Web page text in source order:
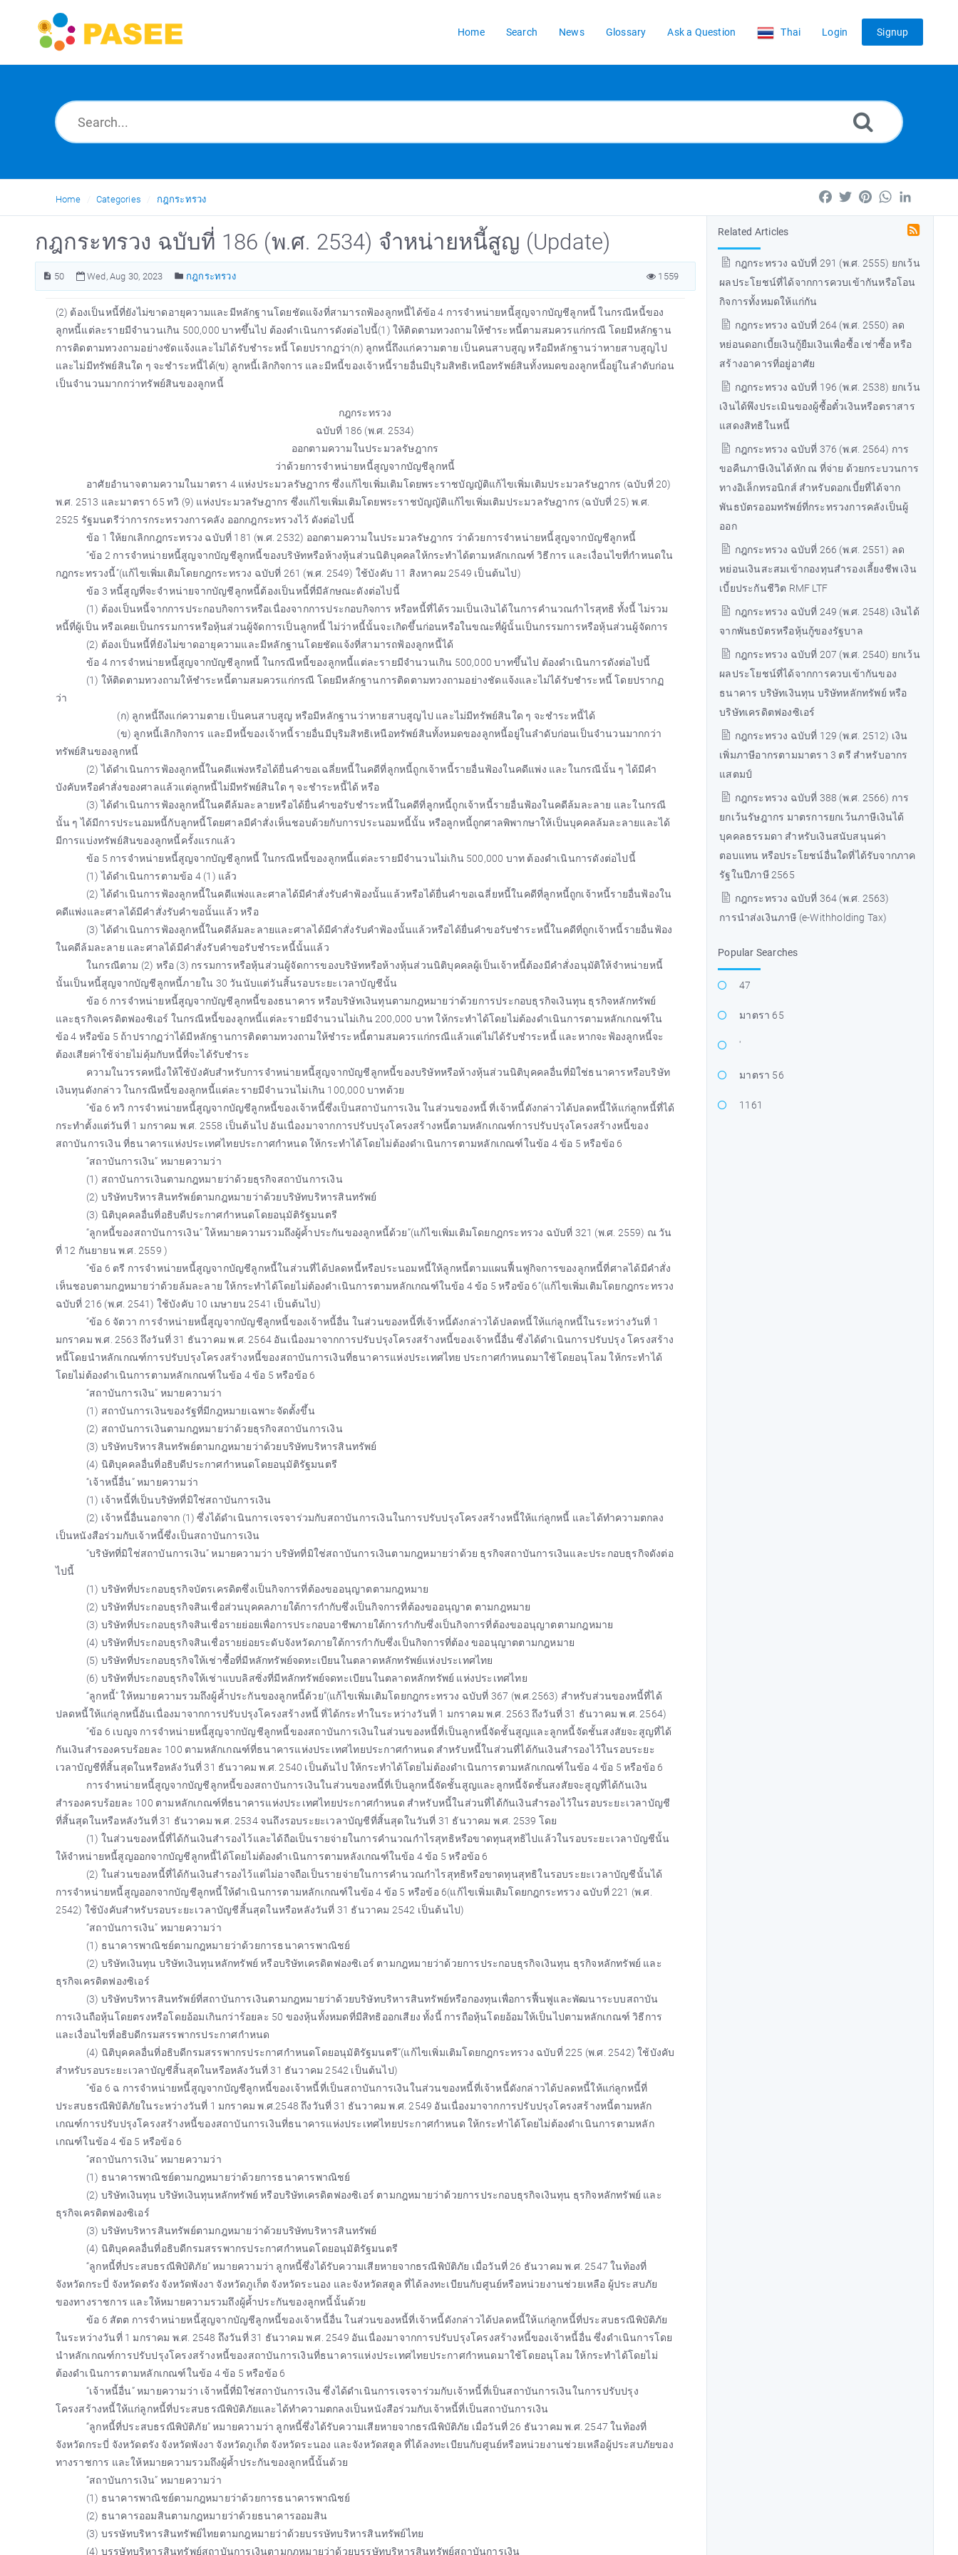
Home Search News Glossary Ask a Question Thai Login Signup
Home Categories กฎกระทรวง Facebook
TwitterPinterestWhatsApp
Related Articles
กฎกระทรวง ฉบับที่ 291 (พ.ศ. 2555) ยกเว้น
ผลประโยชน์ที่ได้จากการควบเข้ากันหรือโอน
กิจการทั้งหมดให้แก่กัน
กฎกระทรวง ฉบับที่ 264 (พ.ศ. 2550) ลด
หย่อนดอกเบี้ยเงินกู้ยืมเงินเพื่อซื้อ เช่าซื้อ หรือ
สร้างอาคารที่อยู่อาศัย
กฎกระทรวง ฉบับที่ 196 (พ.ศ. 2538) ยกเว้น
เงินได้พึงประเมินของผู้ซื้อตั๋วเงินหรือตราสาร
แสดงสิทธิในหนี้
กฎกระทรวง ฉบับที่ 376 (พ.ศ. 2564) การ
ขอคืนภาษีเงินได้หัก ณ ที่จ่าย ด้วยกระบวนการ
ทางอิเล็กทรอนิกส์ สำหรับดอกเบี้ยที่ได้จาก
พันธบัตรออมทรัพย์ที่กระทรวงการคลังเป็นผู้
ออก
กฎกระทรวง ฉบับที่ 266 (พ.ศ. 2551) ลด
หย่อนเงินสะสมเข้ากองทุนสำรองเลี้ยงชีพ เงิน
เบี้ยประกันชีวิต RMF LTF
กฎกระทรวง ฉบับที่ 249 (พ.ศ. 2548) เงินได้
จากพันธบัตรหรือหุ้นกู้ของรัฐบาล
กฎกระทรวง ฉบับที่ 207 (พ.ศ. 2540) ยกเว้น
ผลประโยชน์ที่ได้จากการควบเข้ากันของ
ธนาคาร บริษัทเงินทุน บริษัทหลักทรัพย์ หรือ
บริษัทเครดิตฟองซิเอร์
กฎกระทรวง ฉบับที่ 129 (พ.ศ. 2512) เงิน
เพิ่มภาษีอากรตามมาตรา 3 ตรี สำหรับอากร
แสตมป์
กฎกระทรวง ฉบับที่ 388 (พ.ศ. 2566) การ
ยกเว้นรัษฎากร มาตรการยกเว้นภาษีเงินได้
บุคคลธรรมดา สำหรับเงินสนับสนุนค่า
ตอบแทน หรือประโยชน์อื่นใดที่ได้รับจากภาค
รัฐในปีภาษี 2565
กฎกระทรวง ฉบับที่ 364 (พ.ศ. 2563)
การนำส่งเงินภาษี (e-Withholding Tax)
Popular Searches
47
มาตรา 65
'
มาตรา 56
1161
กฎกระทรวง ฉบับที่ 186 (พ.ศ. 2534) จำหน่ายหนี้สูญ (Update)
50 Wed, Aug 30, 2023 กฎกระทรวง 1559
(2) ต้องเป็นหนี้ที่ยังไม่ขาดอายุความและมีหลักฐานโดยชัดแจ้งที่สามารถฟ้องลูกหนี้ได้ข้อ 4 การจำหน่ายหนี้สูญจากบัญชีลูกหนี้ ในกรณีหนี้ของ
ลูกหนี้แต่ละรายมีจำนวนเกิน 500,000 บาทขึ้นไป ต้องดำเนินการดังต่อไปนี้(1) ให้ติดตามทวงถามให้ชำระหนี้ตามสมควรแก่กรณี โดยมีหลักฐาน
การติดตามทวงถามอย่างชัดแจ้งและไม่ได้รับชำระหนี้ โดยปรากฏว่า(ก) ลูกหนี้ถึงแก่ความตาย เป็นคนสาบสูญ หรือมีหลักฐานว่าหายสาบสูญไป
และไม่มีทรัพย์สินใด ๆ จะชำระหนี้ได้(ข) ลูกหนี้เลิกกิจการ และมีหนี้ของเจ้าหนี้รายอื่นมีบุริมสิทธิเหนือทรัพย์สินทั้งหมดของลูกหนี้อยู่ในลำดับก่อน
เป็นจำนวนมากกว่าทรัพย์สินของลูกหนี้
กฎกระทรวง
ฉบับที่ 186 (พ.ศ. 2534)
ออกตามความในประมวลรัษฎากร
ว่าด้วยการจำหน่ายหนี้สูญจากบัญชีลูกหนี้
อาศัยอำนาจตามความในมาตรา 4 แห่งประมวลรัษฎากร ซึ่งแก้ไขเพิ่มเติมโดยพระราชบัญญัติแก้ไขเพิ่มเติมประมวลรัษฎากร (ฉบับที่ 20)
พ.ศ. 2513 และมาตรา 65 ทวิ (9) แห่งประมวลรัษฎากร ซึ่งแก้ไขเพิ่มเติมโดยพระราชบัญญัติแก้ไขเพิ่มเติมประมวลรัษฎากร (ฉบับที่ 25) พ.ศ.
2525 รัฐมนตรีว่าการกระทรวงการคลัง ออกกฎกระทรวงไว้ ดังต่อไปนี้
ข้อ 1 ให้ยกเลิกกฎกระทรวง ฉบับที่ 181 (พ.ศ. 2532) ออกตามความในประมวลรัษฎากร ว่าด้วยการจำหน่ายหนี้สูญจากบัญชีลูกหนี้
“ข้อ 2 การจำหน่ายหนี้สูญจากบัญชีลูกหนี้ของบริษัทหรือห้างหุ้นส่วนนิติบุคคลให้กระทำได้ตามหลักเกณฑ์ วิธีการ และเงื่อนไขที่กำหนดใน
กฎกระทรวงนี้”(แก้ไขเพิ่มเติมโดยกฎกระทรวง ฉบับที่ 261 (พ.ศ. 2549) ใช้บังคับ 11 สิงหาคม 2549 เป็นต้นไป)
ข้อ 3 หนี้สูญที่จะจำหน่ายจากบัญชีลูกหนี้ต้องเป็นหนี้ที่มีลักษณะดังต่อไปนี้
(1) ต้องเป็นหนี้จากการประกอบกิจการหรือเนื่องจากการประกอบกิจการ หรือหนี้ที่ได้รวมเป็นเงินได้ในการคำนวณกำไรสุทธิ ทั้งนี้ ไม่รวม
หนี้ที่ผู้เป็น หรือเคยเป็นกรรมการหรือหุ้นส่วนผู้จัดการเป็นลูกหนี้ ไม่ว่าหนี้นั้นจะเกิดขึ้นก่อนหรือในขณะที่ผู้นั้นเป็นกรรมการหรือหุ้นส่วนผู้จัดการ
(2) ต้องเป็นหนี้ที่ยังไม่ขาดอายุความและมีหลักฐานโดยชัดแจ้งที่สามารถฟ้องลูกหนี้ได้
ข้อ 4 การจำหน่ายหนี้สูญจากบัญชีลูกหนี้ ในกรณีหนี้ของลูกหนี้แต่ละรายมีจำนวนเกิน 500,000 บาทขึ้นไป ต้องดำเนินการดังต่อไปนี้
(1) ให้ติดตามทวงถามให้ชำระหนี้ตามสมควรแก่กรณี โดยมีหลักฐานการติดตามทวงถามอย่างชัดแจ้งและไม่ได้รับชำระหนี้ โดยปรากฏ
ว่า
(ก) ลูกหนี้ถึงแก่ความตาย เป็นคนสาบสูญ หรือมีหลักฐานว่าหายสาบสูญไป และไม่มีทรัพย์สินใด ๆ จะชำระหนี้ได้
(ข) ลูกหนี้เลิกกิจการ และมีหนี้ของเจ้าหนี้รายอื่นมีบุริมสิทธิเหนือทรัพย์สินทั้งหมดของลูกหนี้อยู่ในลำดับก่อนเป็นจำนวนมากกว่า
ทรัพย์สินของลูกหนี้
(2) ได้ดำเนินการฟ้องลูกหนี้ในคดีแพ่งหรือได้ยื่นคำขอเฉลี่ยหนี้ในคดีที่ลูกหนี้ถูกเจ้าหนี้รายอื่นฟ้องในคดีแพ่ง และในกรณีนั้น ๆ ได้มีคำ
บังคับหรือคำสั่งของศาลแล้วแต่ลูกหนี้ไม่มีทรัพย์สินใด ๆ จะชำระหนี้ได้ หรือ
(3) ได้ดำเนินการฟ้องลูกหนี้ในคดีล้มละลายหรือได้ยื่นคำขอรับชำระหนี้ในคดีที่ลูกหนี้ถูกเจ้าหนี้รายอื่นฟ้องในคดีล้มละลาย และในกรณี
นั้น ๆ ได้มีการประนอมหนี้กับลูกหนี้โดยศาลมีคำสั่งเห็นชอบด้วยกับการประนอมหนี้นั้น หรือลูกหนี้ถูกศาลพิพากษาให้เป็นบุคคลล้มละลายและได้
มีการแบ่งทรัพย์สินของลูกหนี้ครั้งแรกแล้ว
ข้อ 5 การจำหน่ายหนี้สูญจากบัญชีลูกหนี้ ในกรณีหนี้ของลูกหนี้แต่ละรายมีจำนวนไม่เกิน 500,000 บาท ต้องดำเนินการดังต่อไปนี้
(1) ได้ดำเนินการตามข้อ 4 (1) แล้ว
(2) ได้ดำเนินการฟ้องลูกหนี้ในคดีแพ่งและศาลได้มีคำสั่งรับคำฟ้องนั้นแล้วหรือได้ยื่นคำขอเฉลี่ยหนี้ในคดีที่ลูกหนี้ถูกเจ้าหนี้รายอื่นฟ้องใน
คดีแพ่งและศาลได้มีคำสั่งรับคำขอนั้นแล้ว หรือ
(3) ได้ดำเนินการฟ้องลูกหนี้ในคดีล้มละลายและศาลได้มีคำสั่งรับคำฟ้องนั้นแล้วหรือได้ยื่นคำขอรับชำระหนี้ในคดีที่ถูกเจ้าหนี้รายอื่นฟ้อง
ในคดีล้มละลาย และศาลได้มีคำสั่งรับคำขอรับชำระหนี้นั้นแล้ว
ในกรณีตาม (2) หรือ (3) กรรมการหรือหุ้นส่วนผู้จัดการของบริษัทหรือห้างหุ้นส่วนนิติบุคคลผู้เป็นเจ้าหนี้ต้องมีคำสั่งอนุมัติให้จำหน่ายหนี้
นั้นเป็นหนี้สูญจากบัญชีลูกหนี้ภายใน 30 วันนับแต่วันสิ้นรอบระยะเวลาบัญชีนั้น
ข้อ 6 การจำหน่ายหนี้สูญจากบัญชีลูกหนี้ของธนาคาร หรือบริษัทเงินทุนตามกฎหมายว่าด้วยการประกอบธุรกิจเงินทุน ธุรกิจหลักทรัพย์
และธุรกิจเครดิตฟองซิเอร์ ในกรณีหนี้ของลูกหนี้แต่ละรายมีจำนวนไม่เกิน 200,000 บาท ให้กระทำได้โดยไม่ต้องดำเนินการตามหลักเกณฑ์ใน
ข้อ 4 หรือข้อ 5 ถ้าปรากฏว่าได้มีหลักฐานการติดตามทวงถามให้ชำระหนี้ตามสมควรแก่กรณีแล้วแต่ไม่ได้รับชำระหนี้ และหากจะฟ้องลูกหนี้จะ
ต้องเสียค่าใช้จ่ายไม่คุ้มกับหนี้ที่จะได้รับชำระ
ความในวรรคหนึ่งให้ใช้บังคับสำหรับการจำหน่ายหนี้สูญจากบัญชีลูกหนี้ของบริษัทหรือห้างหุ้นส่วนนิติบุคคลอื่นที่มิใช่ธนาคารหรือบริษัท
เงินทุนดังกล่าว ในกรณีหนี้ของลูกหนี้แต่ละรายมีจำนวนไม่เกิน 100,000 บาทด้วย
“ข้อ 6 ทวิ การจำหน่ายหนี้สูญจากบัญชีลูกหนี้ของเจ้าหนี้ซึ่งเป็นสถาบันการเงิน ในส่วนของหนี้ ที่เจ้าหนี้ดังกล่าวได้ปลดหนี้ให้แก่ลูกหนี้ที่ได้
กระทำตั้งแต่วันที่ 1 มกราคม พ.ศ. 2558 เป็นต้นไป อันเนื่องมาจากการปรับปรุงโครงสร้างหนี้ตามหลักเกณฑ์การปรับปรุงโครงสร้างหนี้ของ
สถาบันการเงิน ที่ธนาคารแห่งประเทศไทยประกาศกำหนด ให้กระทำได้โดยไม่ต้องดำเนินการตามหลักเกณฑ์ในข้อ 4 ข้อ 5 หรือข้อ 6
“สถาบันการเงิน” หมายความว่า
(1) สถาบันการเงินตามกฎหมายว่าด้วยธุรกิจสถาบันการเงิน
(2) บริษัทบริหารสินทรัพย์ตามกฎหมายว่าด้วยบริษัทบริหารสินทรัพย์
(3) นิติบุคคลอื่นที่อธิบดีประกาศกำหนดโดยอนุมัติรัฐมนตรี
“ลูกหนี้ของสถาบันการเงิน” ให้หมายความรวมถึงผู้ค้ำประกันของลูกหนี้ด้วย”(แก้ไขเพิ่มเติมโดยกฎกระทรวง ฉบับที่ 321 (พ.ศ. 2559) ณ วัน
ที่ 12 กันยายน พ.ศ. 2559 )
“ข้อ 6 ตรี การจำหน่ายหนี้สูญจากบัญชีลูกหนี้ในส่วนที่ได้ปลดหนี้หรือประนอมหนี้ให้ลูกหนี้ตามแผนฟื้นฟูกิจการของลูกหนี้ที่ศาลได้มีคำสั่ง
เห็นชอบตามกฎหมายว่าด้วยล้มละลาย ให้กระทำได้โดยไม่ต้องดำเนินการตามหลักเกณฑ์ในข้อ 4 ข้อ 5 หรือข้อ 6”(แก้ไขเพิ่มเติมโดยกฎกระทรวง
ฉบับที่ 216 (พ.ศ. 2541) ใช้บังคับ 10 เมษายน 2541 เป็นต้นไป)
“ข้อ 6 จัตวา การจำหน่ายหนี้สูญจากบัญชีลูกหนี้ของเจ้าหนี้อื่น ในส่วนของหนี้ที่เจ้าหนี้ดังกล่าวได้ปลดหนี้ให้แก่ลูกหนี้ในระหว่างวันที่ 1
มกราคม พ.ศ. 2563 ถึงวันที่ 31 ธันวาคม พ.ศ. 2564 อันเนื่องมาจากการปรับปรุงโครงสร้างหนี้ของเจ้าหนี้อื่น ซึ่งได้ดำเนินการปรับปรุง โครงสร้าง
หนี้โดยนำหลักเกณฑ์การปรับปรุงโครงสร้างหนี้ของสถาบันการเงินที่ธนาคารแห่งประเทศไทย ประกาศกำหนดมาใช้โดยอนุโลม ให้กระทำได้
โดยไม่ต้องดำเนินการตามหลักเกณฑ์ในข้อ 4 ข้อ 5 หรือข้อ 6
“สถาบันการเงิน” หมายความว่า
(1) สถาบันการเงินของรัฐที่มีกฎหมายเฉพาะจัดตั้งขึ้น
(2) สถาบันการเงินตามกฎหมายว่าด้วยธุรกิจสถาบันการเงิน
(3) บริษัทบริหารสินทรัพย์ตามกฎหมายว่าด้วยบริษัทบริหารสินทรัพย์
(4) นิติบุคคลอื่นที่อธิบดีประกาศกำหนดโดยอนุมัติรัฐมนตรี
“เจ้าหนี้อื่น” หมายความว่า
(1) เจ้าหนี้ที่เป็นบริษัทที่มิใช่สถาบันการเงิน
(2) เจ้าหนี้อื่นนอกจาก (1) ซึ่งได้ดำเนินการเจรจาร่วมกับสถาบันการเงินในการปรับปรุงโครงสร้างหนี้ให้แก่ลูกหนี้ และได้ทำความตกลง
เป็นหนังสือร่วมกับเจ้าหนี้ซึ่งเป็นสถาบันการเงิน
“บริษัทที่มิใช่สถาบันการเงิน” หมายความว่า บริษัทที่มิใช่สถาบันการเงินตามกฎหมายว่าด้วย ธุรกิจสถาบันการเงินและประกอบธุรกิจดังต่อ
ไปนี้
(1) บริษัทที่ประกอบธุรกิจบัตรเครดิตซึ่งเป็นกิจการที่ต้องขออนุญาตตามกฎหมาย
(2) บริษัทที่ประกอบธุรกิจสินเชื่อส่วนบุคคลภายใต้การกำกับซึ่งเป็นกิจการที่ต้องขออนุญาต ตามกฎหมาย
(3) บริษัทที่ประกอบธุรกิจสินเชื่อรายย่อยเพื่อการประกอบอาชีพภายใต้การกำกับซึ่งเป็นกิจการที่ต้องขออนุญาตตามกฎหมาย
(4) บริษัทที่ประกอบธุรกิจสินเชื่อรายย่อยระดับจังหวัดภายใต้การกำกับซึ่งเป็นกิจการที่ต้อง ขออนุญาตตามกฎหมาย
(5) บริษัทที่ประกอบธุรกิจให้เช่าซื้อที่มีหลักทรัพย์จดทะเบียนในตลาดหลักทรัพย์แห่งประเทศไทย
(6) บริษัทที่ประกอบธุรกิจให้เช่าแบบลิสซิ่งที่มีหลักทรัพย์จดทะเบียนในตลาดหลักทรัพย์ แห่งประเทศไทย
“ลูกหนี้” ให้หมายความรวมถึงผู้ค้ำประกันของลูกหนี้ด้วย”(แก้ไขเพิ่มเติมโดยกฎกระทรวง ฉบับที่ 367 (พ.ศ.2563) สำหรับส่วนของหนี้ที่ได้
ปลดหนี้ให้แก่ลูกหนี้อันเนื่องมาจากการปรับปรุงโครงสร้างหนี้ ที่ได้กระทำในระหว่างวันที่ 1 มกราคม พ.ศ. 2563 ถึงวันที่ 31 ธันวาคม พ.ศ. 2564)
“ข้อ 6 เบญจ การจำหน่ายหนี้สูญจากบัญชีลูกหนี้ของสถาบันการเงินในส่วนของหนี้ที่เป็นลูกหนี้จัดชั้นสูญและลูกหนี้จัดชั้นสงสัยจะสูญที่ได้
กันเงินสำรองครบร้อยละ 100 ตามหลักเกณฑ์ที่ธนาคารแห่งประเทศไทยประกาศกำหนด สำหรับหนี้ในส่วนที่ได้กันเงินสำรองไว้ในรอบระยะ
เวลาบัญชีที่สิ้นสุดในหรือหลังวันที่ 31 ธันวาคม พ.ศ. 2540 เป็นต้นไป ให้กระทำได้โดยไม่ต้องดำเนินการตามหลักเกณฑ์ในข้อ 4 ข้อ 5 หรือข้อ 6
การจำหน่ายหนี้สูญจากบัญชีลูกหนี้ของสถาบันการเงินในส่วนของหนี้ที่เป็นลูกหนี้จัดชั้นสูญและลูกหนี้จัดชั้นสงสัยจะสูญที่ได้กันเงิน
สำรองครบร้อยละ 100 ตามหลักเกณฑ์ที่ธนาคารแห่งประเทศไทยประกาศกำหนด สำหรับหนี้ในส่วนที่ได้กันเงินสำรองไว้ในรอบระยะเวลาบัญชี
ที่สิ้นสุดในหรือหลังวันที่ 31 ธันวาคม พ.ศ. 2534 จนถึงรอบระยะเวลาบัญชีที่สิ้นสุดในวันที่ 31 ธันวาคม พ.ศ. 2539 โดย
(1) ในส่วนของหนี้ที่ได้กันเงินสำรองไว้และได้ถือเป็นรายจ่ายในการคำนวณกำไรสุทธิหรือขาดทุนสุทธิไปแล้วในรอบระยะเวลาบัญชีนั้น
ให้จำหน่ายหนี้สูญออกจากบัญชีลูกหนี้ได้โดยไม่ต้องดำเนินการตามหลังเกณฑ์ในข้อ 4 ข้อ 5 หรือข้อ 6
(2) ในส่วนของหนี้ที่ได้กันเงินสำรองไว้แต่ไม่อาจถือเป็นรายจ่ายในการคำนวณกำไรสุทธิหรือขาดทุนสุทธิในรอบระยะเวลาบัญชีนั้นได้
การจำหน่ายหนี้สูญออกจากบัญชีลูกหนี้ให้ดำเนินการตามหลักเกณฑ์ในข้อ 4 ข้อ 5 หรือข้อ 6(แก้ไขเพิ่มเติมโดยกฎกระทรวง ฉบับที่ 221 (พ.ศ.
2542) ใช้บังคับสำหรับรอบระยะเวลาบัญชีสิ้นสุดในหรือหลังวันที่ 31 ธันวาคม 2542 เป็นต้นไป)
“สถาบันการเงิน” หมายความว่า
(1) ธนาคารพาณิชย์ตามกฎหมายว่าด้วยการธนาคารพาณิชย์
(2) บริษัทเงินทุน บริษัทเงินทุนหลักทรัพย์ หรือบริษัทเครดิตฟองซิเอร์ ตามกฎหมายว่าด้วยการประกอบธุรกิจเงินทุน ธุรกิจหลักทรัพย์ และ
ธุรกิจเครดิตฟองซิเอร์
(3) บริษัทบริหารสินทรัพย์ที่สถาบันการเงินตามกฎหมายว่าด้วยบริษัทบริหารสินทรัพย์หรือกองทุนเพื่อการฟื้นฟูและพัฒนาระบบสถาบัน
การเงินถือหุ้นโดยตรงหรือโดยอ้อมเกินกว่าร้อยละ 50 ของหุ้นทั้งหมดที่มีสิทธิออกเสียง ทั้งนี้ การถือหุ้นโดยอ้อมให้เป็นไปตามหลักเกณฑ์ วิธีการ
และเงื่อนไขที่อธิบดีกรมสรรพากรประกาศกำหนด
(4) นิติบุคคลอื่นที่อธิบดีกรมสรรพากรประกาศกำหนดโดยอนุมัติรัฐมนตรี”(แก้ไขเพิ่มเติมโดยกฎกระทรวง ฉบับที่ 225 (พ.ศ. 2542) ใช้บังคับ
สำหรับรอบระยะเวลาบัญชีสิ้นสุดในหรือหลังวันที่ 31 ธันวาคม 2542 เป็นต้นไป)
“ข้อ 6 ฉ การจำหน่ายหนี้สูญจากบัญชีลูกหนี้ของเจ้าหนี้ที่เป็นสถาบันการเงินในส่วนของหนี้ที่เจ้าหนี้ดังกล่าวได้ปลดหนี้ให้แก่ลูกหนี้ที่
ประสบธรณีพิบัติภัยในระหว่างวันที่ 1 มกราคม พ.ศ.2548 ถึงวันที่ 31 ธันวาคม พ.ศ. 2549 อันเนื่องมาจากการปรับปรุงโครงสร้างหนี้ตามหลัก
เกณฑ์การปรับปรุงโครงสร้างหนี้ของสถาบันการเงินที่ธนาคารแห่งประเทศไทยประกาศกำหนด ให้กระทำได้โดยไม่ต้องดำเนินการตามหลัก
เกณฑ์ในข้อ 4 ข้อ 5 หรือข้อ 6
“สถาบันการเงิน” หมายความว่า
(1) ธนาคารพาณิชย์ตามกฎหมายว่าด้วยการธนาคารพาณิชย์
(2) บริษัทเงินทุน บริษัทเงินทุนหลักทรัพย์ หรือบริษัทเครดิตฟองซิเอร์ ตามกฎหมายว่าด้วยการประกอบธุรกิจเงินทุน ธุรกิจหลักทรัพย์ และ
ธุรกิจเครดิตฟองซิเอร์
(3) บริษัทบริหารสินทรัพย์ตามกฎหมายว่าด้วยบริษัทบริหารสินทรัพย์
(4) นิติบุคคลอื่นที่อธิบดีกรมสรรพากรประกาศกำหนดโดยอนุมัติรัฐมนตรี
“ลูกหนี้ที่ประสบธรณีพิบัติภัย” หมายความว่า ลูกหนี้ซึ่งได้รับความเสียหายจากธรณีพิบัติภัย เมื่อวันที่ 26 ธันวาคม พ.ศ. 2547 ในท้องที่
จังหวัดกระบี่ จังหวัดตรัง จังหวัดพังงา จังหวัดภูเก็ต จังหวัดระนอง และจังหวัดสตูล ที่ได้ลงทะเบียนกับศูนย์หรือหน่วยงานช่วยเหลือ ผู้ประสบภัย
ของทางราชการ และให้หมายความรวมถึงผู้ค้ำประกันของลูกหนี้นั้นด้วย
ข้อ 6 สัตต การจำหน่ายหนี้สูญจากบัญชีลูกหนี้ของเจ้าหนี้อื่น ในส่วนของหนี้ที่เจ้าหนี้ดังกล่าวได้ปลดหนี้ให้แก่ลูกหนี้ที่ประสบธรณีพิบัติภัย
ในระหว่างวันที่ 1 มกราคม พ.ศ. 2548 ถึงวันที่ 31 ธันวาคม พ.ศ. 2549 อันเนื่องมาจากการปรับปรุงโครงสร้างหนี้ของเจ้าหนี้อื่น ซึ่งดำเนินการโดย
นำหลักเกณฑ์การปรับปรุงโครงสร้างหนี้ของสถาบันการเงินที่ธนาคารแห่งประเทศไทยประกาศกำหนดมาใช้โดยอนุโลม ให้กระทำได้โดยไม่
ต้องดำเนินการตามหลักเกณฑ์ในข้อ 4 ข้อ 5 หรือข้อ 6
“เจ้าหนี้อื่น” หมายความว่า เจ้าหนี้ที่มิใช่สถาบันการเงิน ซึ่งได้ดำเนินการเจรจาร่วมกับเจ้าหนี้ที่เป็นสถาบันการเงินในการปรับปรุง
โครงสร้างหนี้ให้แก่ลูกหนี้ที่ประสบธรณีพิบัติภัยและได้ทำความตกลงเป็นหนังสือร่วมกับเจ้าหนี้ที่เป็นสถาบันการเงิน
“ลูกหนี้ที่ประสบธรณีพิบัติภัย” หมายความว่า ลูกหนี้ซึ่งได้รับความเสียหายจากธรณีพิบัติภัย เมื่อวันที่ 26 ธันวาคม พ.ศ. 2547 ในท้องที่
จังหวัดกระบี่ จังหวัดตรัง จังหวัดพังงา จังหวัดภูเก็ต จังหวัดระนอง และจังหวัดสตูล ที่ได้ลงทะเบียนกับศูนย์หรือหน่วยงานช่วยเหลือผู้ประสบภัยของ
ทางราชการ และให้หมายความรวมถึงผู้ค้ำประกันของลูกหนี้นั้นด้วย
“สถาบันการเงิน” หมายความว่า
(1) ธนาคารพาณิชย์ตามกฎหมายว่าด้วยการธนาคารพาณิชย์
(2) ธนาคารออมสินตามกฎหมายว่าด้วยธนาคารออมสิน
(3) บรรษัทบริหารสินทรัพย์ไทยตามกฎหมายว่าด้วยบรรษัทบริหารสินทรัพย์ไทย
(4) บรรษัทบริหารสินทรัพย์สถาบันการเงินตามกฎหมายว่าด้วยบรรษัทบริหารสินทรัพย์สถาบันการเงิน